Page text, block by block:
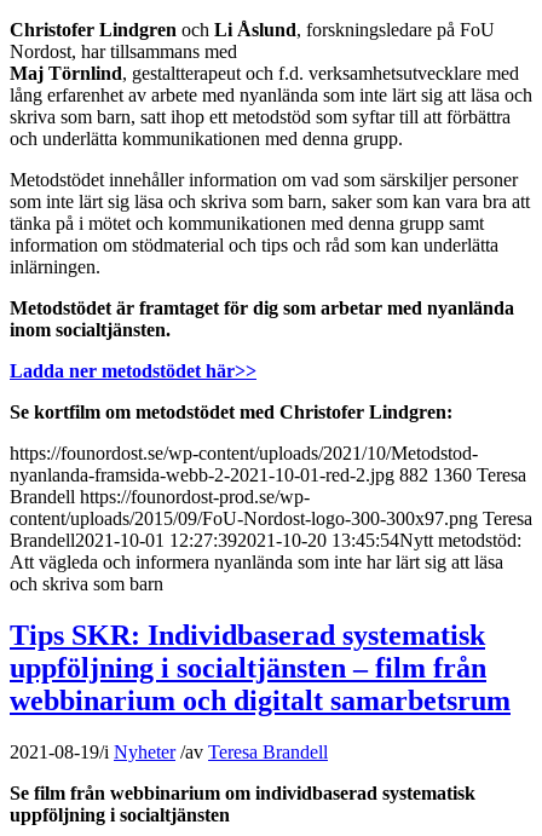
Christofer Lindgren och Li Åslund, forskningsledare på FoU
Nordost, har tillsammans med
Maj Törnlind, gestaltterapeut och f.d. verksamhetsutvecklare med
lång erfarenhet av arbete med nyanlända som inte lärt sig att läsa och
skriva som barn, satt ihop ett metodstöd som syftar till att förbättra
och underlätta kommunikationen med denna grupp.
Metodstödet innehåller information om vad som särskiljer personer
som inte lärt sig läsa och skriva som barn, saker som kan vara bra att
tänka på i mötet och kommunikationen med denna grupp samt
information om stödmaterial och tips och råd som kan underlätta
inlärningen.
Metodstödet är framtaget för dig som arbetar med nyanlända
inom socialtjänsten.
Ladda ner metodstödet här>>
Se kortfilm om metodstödet med Christofer Lindgren:
https://founordost.se/wp-content/uploads/2021/10/Metodstod-
nyanlanda-framsida-webb-2-2021-10-01-red-2.jpg 882 1360 Teresa
Brandell https://founordost-prod.se/wp-
content/uploads/2015/09/FoU-Nordost-logo-300-300x97.png Teresa
Brandell2021-10-01 12:27:392021-10-20 13:45:54Nytt metodstöd:
Att vägleda och informera nyanlända som inte har lärt sig att läsa
och skriva som barn
Tips SKR: Individbaserad systematisk
uppföljning i socialtjänsten – film från
webbinarium och digitalt samarbetsrum
2021-08-19/i Nyheter /av Teresa Brandell
Se film från webbinarium om individbaserad systematisk
uppföljning i socialtjänsten